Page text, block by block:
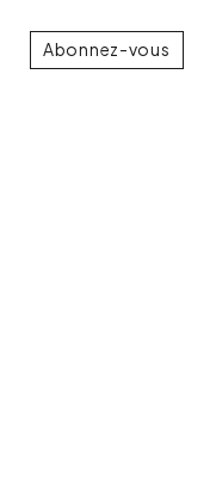
Abonnez-vous